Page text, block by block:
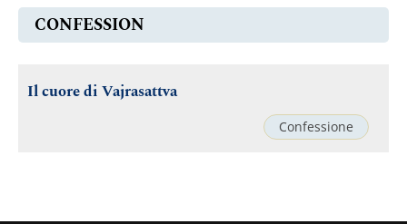
CONFESSION
Il cuore di Vajrasattva
Confessione